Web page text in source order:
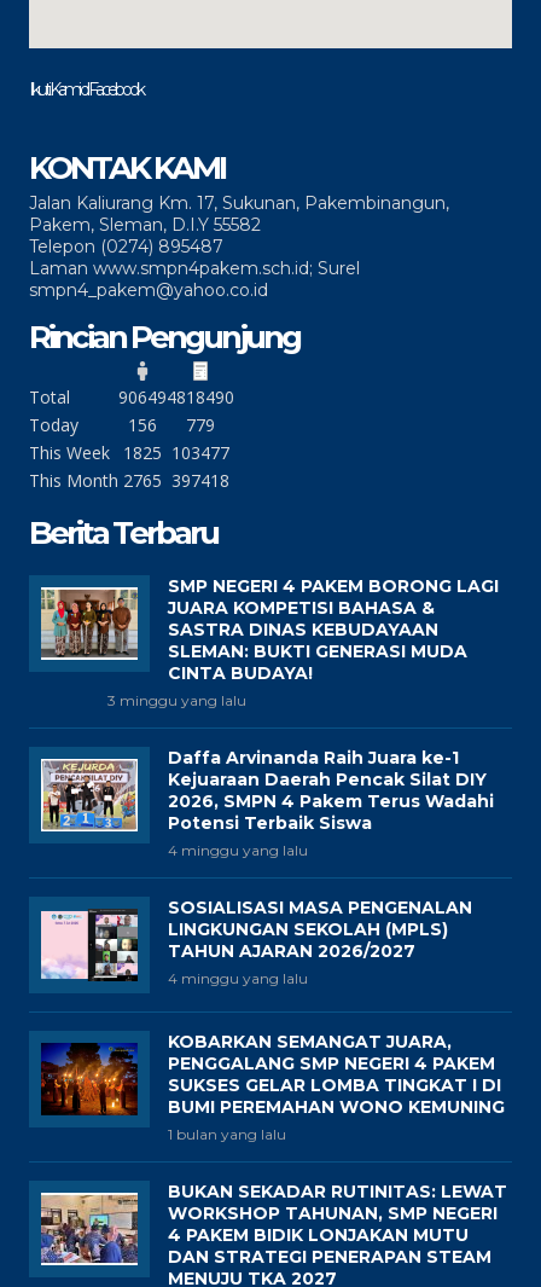
Ikuti Kami di Facebook
KONTAK KAMI
Jalan Kaliurang Km. 17, Sukunan, Pakembinangun,
Pakem, Sleman, D.I.Y 55582
Telepon (0274) 895487
Laman www.smpn4pakem.sch.id; Surel
smpn4_pakem@yahoo.co.id
Rincian Pengunjung
Total 906494818490
Today
156
779
This Week
1825 103477
This Month 2765 397418
Berita Terbaru
SMP NEGERI 4 PAKEM BORONG LAGI
JUARA KOMPETISI BAHASA &
SASTRA DINAS KEBUDAYAAN
SLEMAN: BUKTI GENERASI MUDA
CINTA BUDAYA!
3 minggu yang lalu
Daffa Arvinanda Raih Juara ke-1
Kejuaraan Daerah Pencak Silat DIY
2026, SMPN 4 Pakem Terus Wadahi
Potensi Terbaik Siswa
4 minggu yang lalu
SOSIALISASI MASA PENGENALAN
LINGKUNGAN SEKOLAH (MPLS)
TAHUN AJARAN 2026/2027
4 minggu yang lalu
KOBARKAN SEMANGAT JUARA,
PENGGALANG SMP NEGERI 4 PAKEM
SUKSES GELAR LOMBA TINGKAT I DI
BUMI PEREMAHAN WONO KEMUNING
1 bulan yang lalu
BUKAN SEKADAR RUTINITAS: LEWAT
WORKSHOP TAHUNAN, SMP NEGERI
4 PAKEM BIDIK LONJAKAN MUTU
DAN STRATEGI PENERAPAN STEAM
MENUJU TKA 2027